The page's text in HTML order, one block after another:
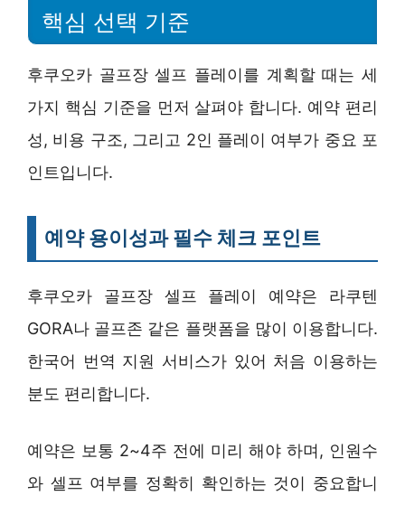
핵심 선택 기준
후쿠오카 골프장 셀프 플레이를 계획할 때는 세
가지 핵심 기준을 먼저 살펴야 합니다. 예약 편리
성, 비용 구조, 그리고 2인 플레이 여부가 중요 포
인트입니다.
예약 용이성과 필수 체크 포인트
후쿠오카 골프장 셀프 플레이 예약은 라쿠텐
GORA나 골프존 같은 플랫폼을 많이 이용합니다.
한국어 번역 지원 서비스가 있어 처음 이용하는
분도 편리합니다.
예약은 보통 2~4주 전에 미리 해야 하며, 인원수
와 셀프 여부를 정확히 확인하는 것이 중요합니